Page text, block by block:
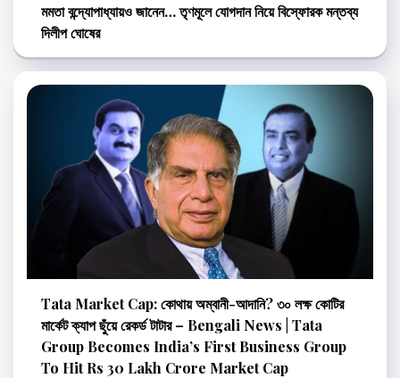
মমতা বন্দ্যোপাধ্যায়ও জানেন… তৃণমূলে যোগদান নিয়ে বিস্ফোরক মন্তব্য
দিলীপ ঘোষের
Tata Market Cap: কোথায় অম্বানী-আদানি? ৩০ লক্ষ কোটির
মার্কেট ক্যাপ ছুঁয়ে রেকর্ড টাটার – Bengali News | Tata
Group Becomes India’s First Business Group
To Hit Rs 30 Lakh Crore Market Cap